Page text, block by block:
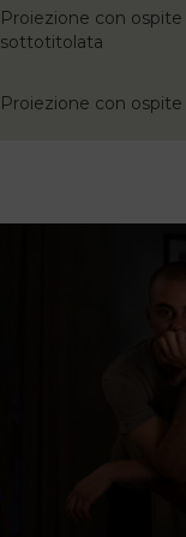
Proiezione con
sottotitolata
Proiezione con ospite